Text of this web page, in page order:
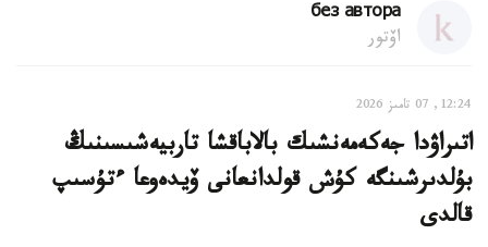
без автора
اۆتور
12:24, 07 تامىز 2026
اتىراۋدا جەكەمەنشىك بالاباقشا تاربيەشىسىنىڭ
بۇلدىرشىنگە كۇش قولدانعانى ۆيدەوعا ءتۇسىپ
قالدى